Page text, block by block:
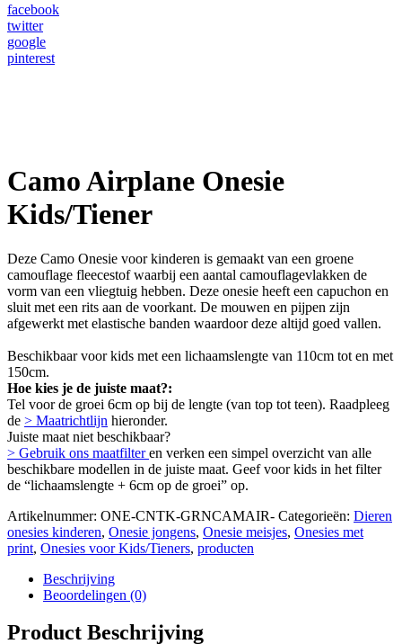
facebook
twitter
google
pinterest
Camo Airplane Onesie
Kids/Tiener
Deze Camo Onesie voor kinderen is gemaakt van een groene
camouflage fleecestof waarbij een aantal camouflagevlakken de
vorm van een vliegtuig hebben. Deze onesie heeft een capuchon en
sluit met een rits aan de voorkant. De mouwen en pijpen zijn
afgewerkt met elastische banden waardoor deze altijd goed vallen.
Beschikbaar voor kids met een lichaamslengte van 110cm tot en met
150cm.
Hoe kies je de juiste maat?:
Tel voor de groei 6cm op bij de lengte (van top tot teen). Raadpleeg
de > Maatrichtlijn hieronder.
Juiste maat niet beschikbaar?
> Gebruik ons maatfilteren verken een simpel overzicht van alle
beschikbare modellen in de juiste maat. Geef voor kids in het filter
de “lichaamslengte + 6cm op de groei” op.
Artikelnummer: ONE-CNTK-GRNCAMAIR- Categorieën: Dieren
onesies kinderen, Onesie jongens, Onesie meisjes, Onesies met
print, Onesies voor Kids/Tieners, producten
Beschrijving
Beoordelingen (0)
Product Beschrijving